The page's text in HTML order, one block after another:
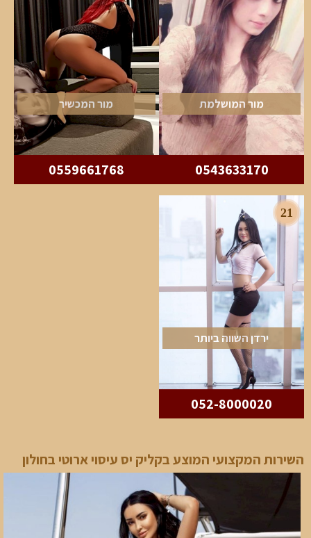
מור המושלמת
0543633170
מור המכשיר
0559661768
21
ירדן השווה ביותר
052-8000020
השירות המקצועי המוצע בקליק יס עיסוי ארוטי בחולון